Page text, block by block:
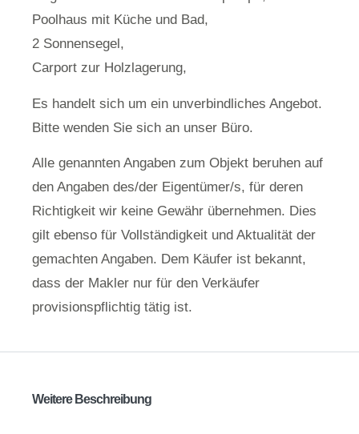
Poolhaus mit Küche und Bad,
2 Sonnensegel,
Carport zur Holzlagerung,
Es handelt sich um ein unverbindliches Angebot.
Bitte wenden Sie sich an unser Büro.
Alle genannten Angaben zum Objekt beruhen auf
den Angaben des/der Eigentümer/s, für deren
Richtigkeit wir keine Gewähr übernehmen. Dies
gilt ebenso für Vollständigkeit und Aktualität der
gemachten Angaben. Dem Käufer ist bekannt,
dass der Makler nur für den Verkäufer
provisionspflichtig tätig ist.
Weitere Beschreibung